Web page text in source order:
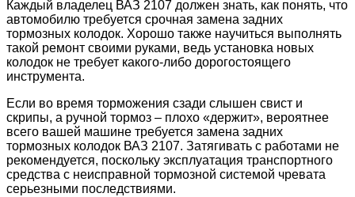
Каждый владелец ВАЗ 2107 должен знать, как понять, что
автомобилю требуется срочная замена задних
тормозных колодок. Хорошо также научиться выполнять
такой ремонт своими руками, ведь установка новых
колодок не требует какого-либо дорогостоящего
инструмента.
Если во время торможения сзади слышен свист и
скрипы, а ручной тормоз – плохо «держит», вероятнее
всего вашей машине требуется замена задних
тормозных колодок ВАЗ 2107. Затягивать с работами не
рекомендуется, поскольку эксплуатация транспортного
средства с неисправной тормозной системой чревата
серьезными последствиями.